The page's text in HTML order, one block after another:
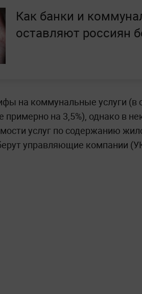
Как банки и
оставляют россиян
на коммунальные услуги (в
примерно на 3,5%), однако в
услуг по содержанию
управляющие компании